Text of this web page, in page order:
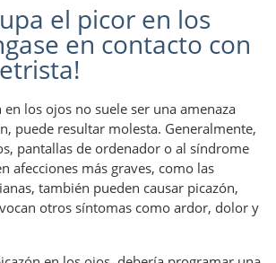
el picor en los
en contacto con
los ojos no suele ser una amenaza
puede resultar molesta. Generalmente,
pantallas de ordenador o al síndrome
afecciones más graves, como las
también pueden causar picazón,
otros síntomas como ardor, dolor y